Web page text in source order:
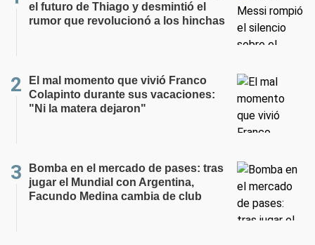
el futuro de Thiago y desmintió el
rumor que revolucionó a los hinchas
El mal momento que vivió Franco
Colapinto durante sus vacaciones:
"Ni la matera dejaron"
Bomba en el mercado de pases: tras
jugar el Mundial con Argentina,
Facundo Medina cambia de club